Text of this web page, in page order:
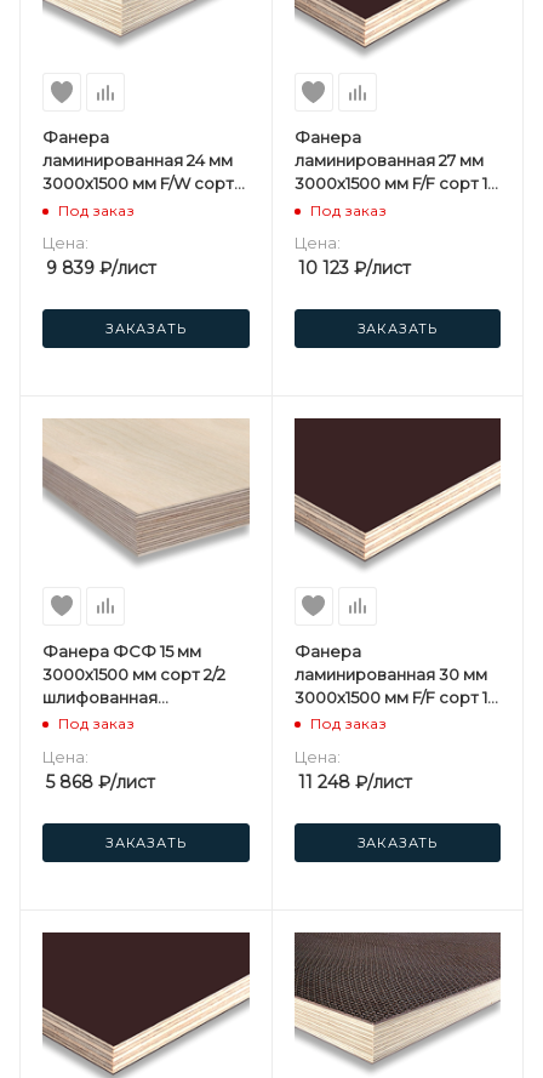
Фанера
ламинированная 24 мм
3000х1500 мм F/W сорт
1/1 березовая
Под заказ
Цена:
9 839 ₽/лист
ЗАКАЗАТЬ
Фанера
ламинированная 27 мм
3000х1500 мм F/F сорт 1/1
березовая
Под заказ
Цена:
10 123₽/лист
ЗАКАЗАТЬ
Фанера ФСФ 15 мм
3000х1500 мм сорт 2/2
шлифованная
березовая
Под заказ
Цена:
5 868 ₽/лист
ЗАКАЗАТЬ
Фанера
ламинированная 30 мм
3000х1500 мм F/F сорт 1/1
березовая
Под заказ
Цена:
11 248₽/лист
ЗАКАЗАТЬ